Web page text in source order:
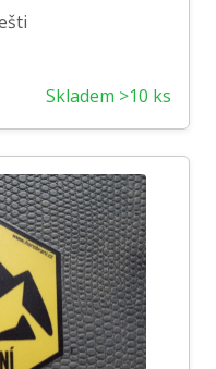
Skladem >10 ks